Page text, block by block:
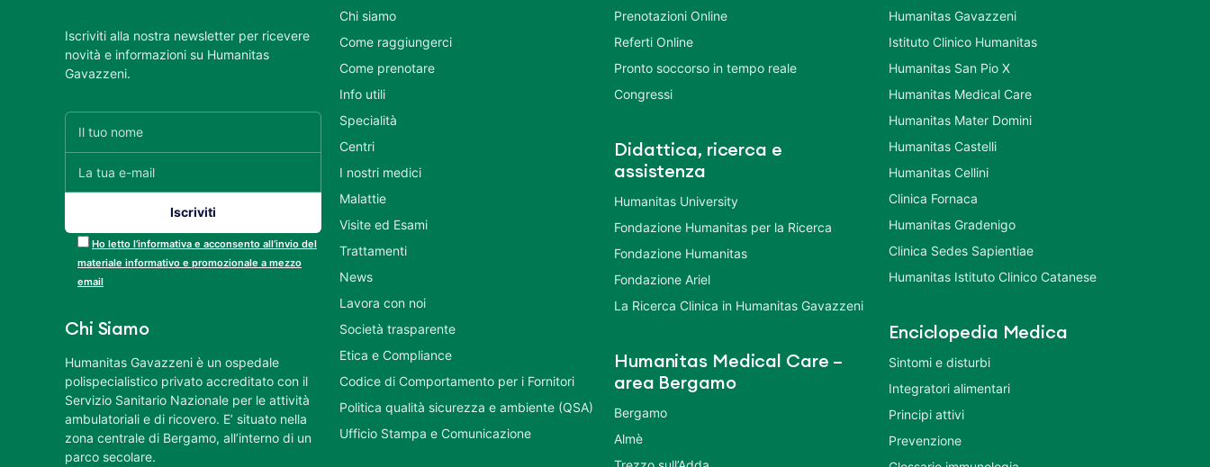
Iscriviti alla nostra newsletter per ricevere
novità e informazioni su Humanitas
Gavazzeni.
Ho letto l’informativa e acconsento all’invio del
materiale informativo e promozionale a mezzo
email
Chi Siamo
Humanitas Gavazzeni è un ospedale
polispecialistico privato accreditato con il
Servizio Sanitario Nazionale per le attività
ambulatoriali e di ricovero. E’ situato nella
zona centrale di Bergamo, all’interno di un
parco secolare.
Chi siamo
Come raggiungerci
Come prenotare
Info utili
Specialità
Centri
I nostri medici
Malattie
Visite ed Esami
Trattamenti
News
Lavora con noi
Società trasparente
Etica e Compliance
Codice di Comportamento per i Fornitori
Politica qualità sicurezza e ambiente (QSA)
Ufficio Stampa e Comunicazione
Prenotazioni Online
Referti Online
Pronto soccorso in tempo reale
Congressi
Didattica, ricerca e
assistenza
Humanitas University
Fondazione Humanitas per la Ricerca
Fondazione Humanitas
Fondazione Ariel
La Ricerca Clinica in Humanitas Gavazzeni
Humanitas Medical Care –
area Bergamo
Bergamo
Almè
Humanitas Gavazzeni
Istituto Clinico Humanitas
Humanitas San Pio X
Humanitas Medical Care
Humanitas Mater Domini
Humanitas Castelli
Humanitas Cellini
Clinica Fornaca
Humanitas Gradenigo
Clinica Sedes Sapientiae
Humanitas Istituto Clinico Catanese
Enciclopedia Medica
Sintomi e disturbi
Integratori alimentari
Principi attivi
Prevenzione